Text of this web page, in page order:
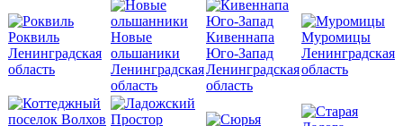
Роквиль
Ленинградская
область
Новые
ольшаники
Ленинградская
область
Кивеннапа
Юго-Запад
Ленинградская
область
Муромицы
Ленинградская
область